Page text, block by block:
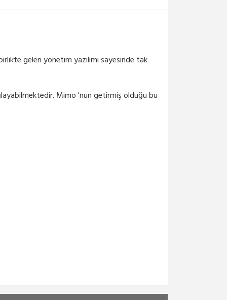
UAP-AC-LITE-5
UAP-AC-EDU
19,427.69₺ + KDV
UAP-AC-PRO-E
gelen yönetim yazılımı sayesinde tak
Mimo 'nun getirmiş olduğu bu